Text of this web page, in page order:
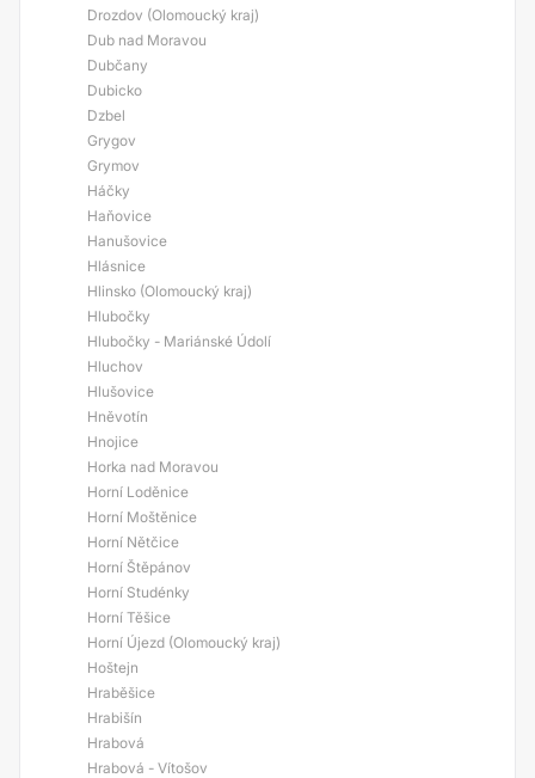
Drozdov (Olomoucký kraj)
Dub nad Moravou
Dubčany
Dubicko
Dzbel
Grygov
Grymov
Háčky
Haňovice
Hanušovice
Hlásnice
Hlinsko (Olomoucký kraj)
Hlubočky
Hlubočky - Mariánské Údolí
Hluchov
Hlušovice
Hněvotín
Hnojice
Horka nad Moravou
Horní Loděnice
Horní Moštěnice
Horní Nětčice
Horní Štěpánov
Horní Studénky
Horní Těšice
Horní Újezd (Olomoucký kraj)
Hoštejn
Hraběšice
Hrabišín
Hrabová
Hrabová - Vítošov